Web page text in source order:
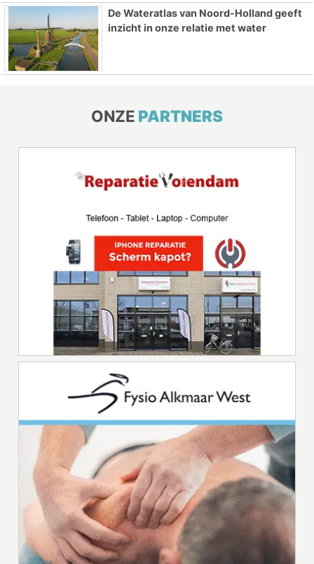
De Wateratlas van Noord-Holland geeft
inzicht in onze relatie met water
ONZE PARTNERS